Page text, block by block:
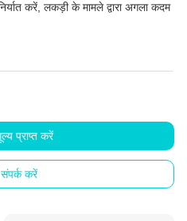
करें, लकड़ी के मामले द्वारा अगला कदम
प्राप्त करें
करें